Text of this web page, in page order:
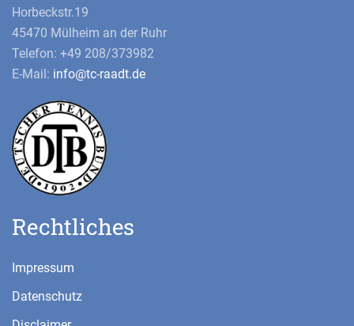
Horbeckstr.19
45470 Mülheim an der Ruhr
Telefon: +49 208/373982
E-Mail: info@tc-raadt.de
Rechtliches
Impressum
Datenschutz